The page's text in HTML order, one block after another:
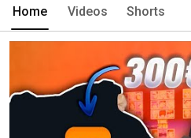
Home Videos Shorts